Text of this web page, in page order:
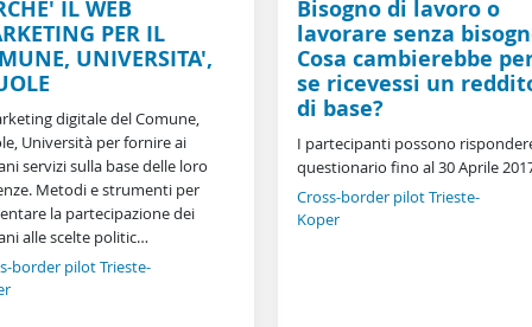
IL WEB
PER IL
UNIVERSITA',
digitale del Comune,
Università per fornire ai
servizi sulla base delle loro
Metodi e strumenti per
la partecipazione dei
alle scelte politic…
border pilot Trieste-
Bisogno di lavoro o
lavorare senza
Cosa cambierebbe
se ricevessi un
di base?
I partecipanti possono
questionario fino al 30 Aprile
Cross-border pilot Trieste-
Koper